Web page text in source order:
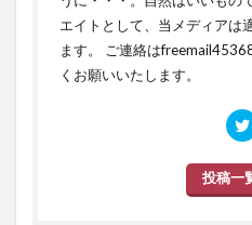
エイトとして、当メディアは
ます。 ご連絡は
くお願いいたします。
投稿一